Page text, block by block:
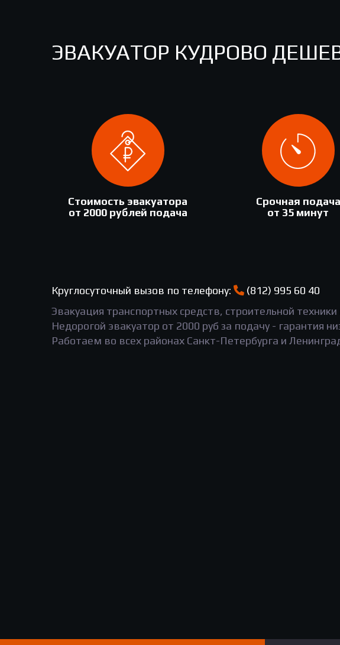
ЭВАКУАТОР КУДРОВО
Стоимость эвакуатора
от 2000 рублей подача
Срочная подача
от 35 минут
Круглосуточный вызов по телефону:
(812) 995 60 40
Эвакуация транспортных средств, строительной
Недорогой эвакуатор от 2000 руб за подачу - гарантия
Работаем во всех районах Санкт-Петербурга и